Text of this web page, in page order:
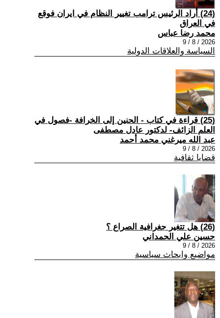
(24) أراد الرئيس ترامب تغيير النظام في ايران فوقع
في العراق
محمد رضا عباس
2026 / 8 / 9
السياسة والعلاقات الدولية
(25) قراءة في كتاب - الحنين إلى الخرافة -فصول في
العلم الزائف- لدكتور عادل مصطفى
عبد الله ميرغني محمد أحمد
2026 / 8 / 9
قضايا ثقافية
(26) هل تتغير جغرافية الصراع ؟
حسين علي الحمداني
2026 / 8 / 9
مواضيع وابحاث سياسية